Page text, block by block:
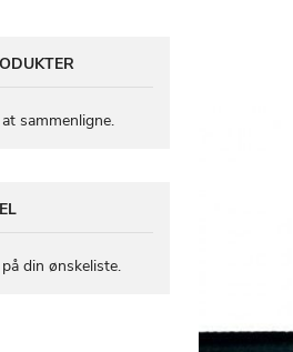
sammenligne.
din ønskeliste.